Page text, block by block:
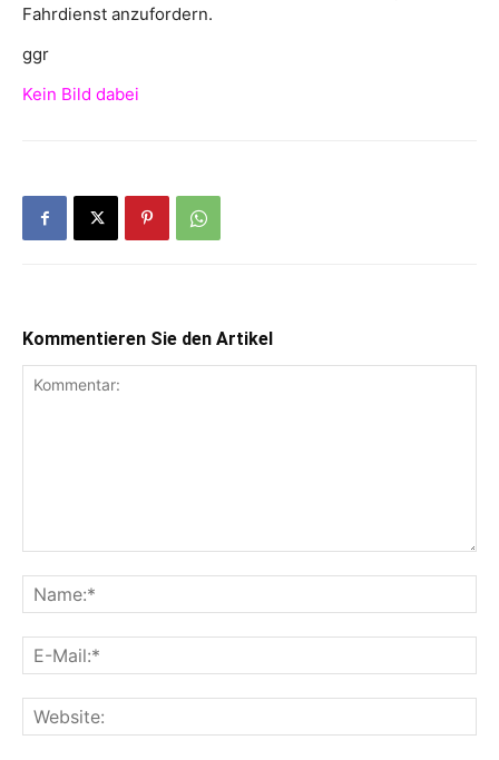
Fahrdienst anzufordern.
ggr
Kein Bild dabei
Kommentieren Sie den Artikel